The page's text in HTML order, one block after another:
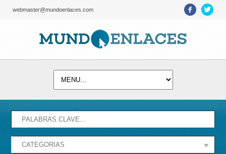
webmaster@mundoenlaces.com
correctamente.